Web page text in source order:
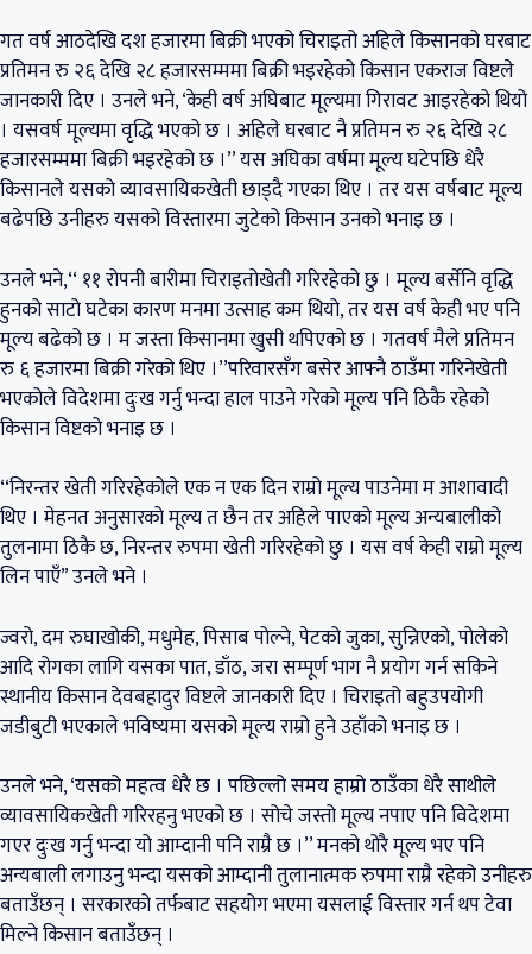
गत वर्ष आठदेखि दश हजारमा बिक्री भएको चिराइतो अहिले किसानको घरबाट
प्रतिमन रु २६ देखि २८ हजारसम्ममा बिक्री भइरहेको किसान एकराज विष्टले
जानकारी दिए । उनले भने, ‘केही वर्ष अघिबाट मूल्यमा गिरावट आइरहेको थियो
। यसवर्ष मूल्यमा वृद्धि भएको छ । अहिले घरबाट नै प्रतिमन रु २६ देखि २८
हजारसम्ममा बिक्री भइरहेको छ ।’’ यस अघिका वर्षमा मूल्य घटेपछि धेरै
किसानले यसको व्यावसायिकखेती छाड्दै गएका थिए । तर यस वर्षबाट मूल्य
बढेपछि उनीहरु यसको विस्तारमा जुटेको किसान उनको भनाइ छ ।
उनले भने,‘‘ ११ रोपनी बारीमा चिराइतोखेती गरिरहेको छु । मूल्य बर्सेनि वृद्धि
हुनको साटो घटेका कारण मनमा उत्साह कम थियो, तर यस वर्ष केही भए पनि
मूल्य बढेको छ । म जस्ता किसानमा खुसी थपिएको छ । गतवर्ष मैले प्रतिमन
रु ६ हजारमा बिक्री गरेको थिए ।’’परिवारसँग बसेर आफ्नै ठाउँमा गरिनेखेती
भएकोले विदेशमा दुःख गर्नु भन्दा हाल पाउने गरेको मूल्य पनि ठिकै रहेको
किसान विष्टको भनाइ छ ।
‘‘निरन्तर खेती गरिरहेकोले एक न एक दिन राम्रो मूल्य पाउनेमा म आशावादी
थिए । मेहनत अनुसारको मूल्य त छैन तर अहिले पाएको मूल्य अन्यबालीको
तुलनामा ठिकै छ, निरन्तर रुपमा खेती गरिरहेको छु । यस वर्ष केही राम्रो मूल्य
लिन पाएँ” उनले भने ।
ज्वरो, दम रुघाखोकी, मधुमेह, पिसाब पोल्ने, पेटको जुका, सुन्निएको, पोलेको
आदि रोगका लागि यसका पात, डाँठ, जरा सम्पूर्ण भाग नै प्रयोग गर्न सकिने
स्थानीय किसान देवबहादुर विष्टले जानकारी दिए । चिराइतो बहुउपयोगी
जडीबुटी भएकाले भविष्यमा यसको मूल्य राम्रो हुने उहाँको भनाइ छ ।
उनले भने, ‘यसको महत्व धेरै छ । पछिल्लो समय हाम्रो ठाउँका धेरै साथीले
व्यावसायिकखेती गरिरहनु भएको छ । सोचे जस्तो मूल्य नपाए पनि विदेशमा
गएर दुःख गर्नु भन्दा यो आम्दानी पनि राम्रै छ ।’’ मनको थोरै मूल्य भए पनि
अन्यबाली लगाउनु भन्दा यसको आम्दानी तुलानात्मक रुपमा राम्रै रहेको उनीहरु
बताउँछन् । सरकारको तर्फबाट सहयोग भएमा यसलाई विस्तार गर्न थप टेवा
मिल्ने किसान बताउँछन् ।